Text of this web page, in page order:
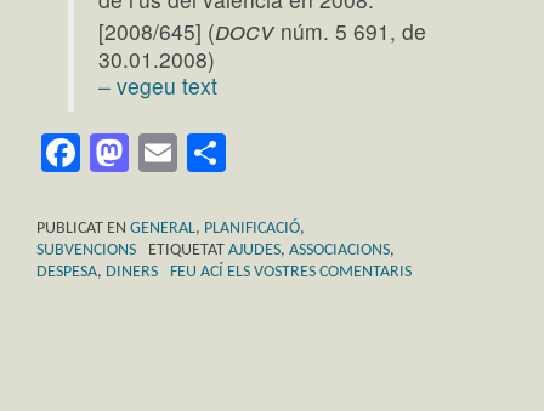
[2008/645] (docv núm. 5 691, de
30.01.2008)
– vegeu text
Facebook
Mastodon
Email
PUBLICAT EN GENERAL, PLANIFICACIÓ,
SUBVENCIONS
ETIQUETAT AJUDES, ASSOCIACIONS,
DESPESA, DINERS FEU ACÍ ELS VOSTRES COMENTARIS